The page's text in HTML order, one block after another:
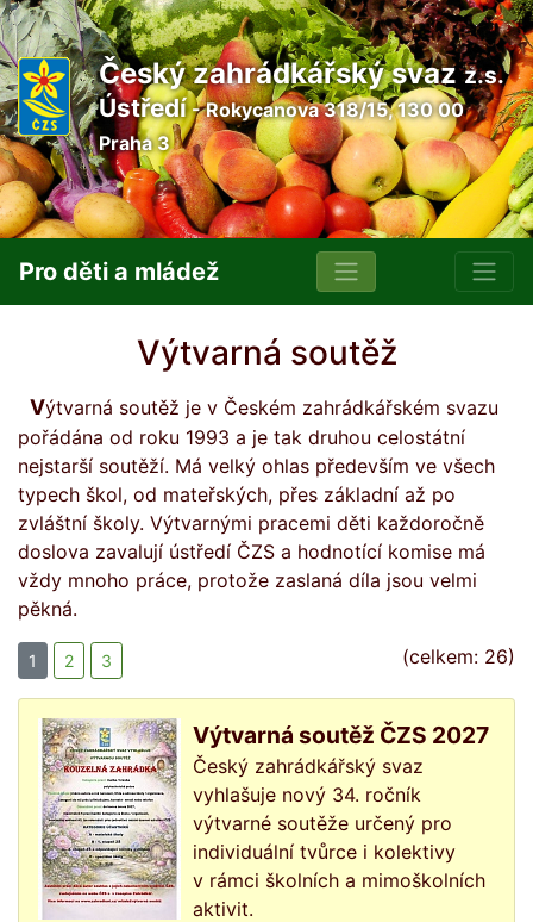
Český zahrádkářský svazz.s.
Ústředí- Rokycanova 318/15, 130 00
Praha 3
Pro děti a mládež
Výtvarná soutěž
Výtvarná soutěž je v Českém zahrádkářském svazu
pořádána od roku 1993 a je tak druhou celostátní
nejstarší soutěží. Má velký ohlas především ve všech
typech škol, od mateřských, přes základní až po
zvláštní školy. Výtvarnými pracemi děti každoročně
doslova zavalují ústředí ČZS a hodnotící komise má
vždy mnoho práce, protože zaslaná díla jsou velmi
pěkná.
1 2 3 (celkem: 26)
Výtvarná soutěž ČZS 2027
Český zahrádkářský svaz
vyhlašuje nový 34. ročník
výtvarné soutěže určený pro
individuální tvůrce i kolektivy
v rámci školních a mimoškolních
aktivit.